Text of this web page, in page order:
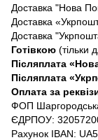
Доставка "Нова
Доставка
Доставка
Готівкою (тільки
Післяплата
Післяплата
Оплата за
ФОП
ЄДРПОУ:
Рахунок IBAN: